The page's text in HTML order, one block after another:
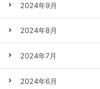
2024年9月
2024年8月
2024年7月
2024年6月